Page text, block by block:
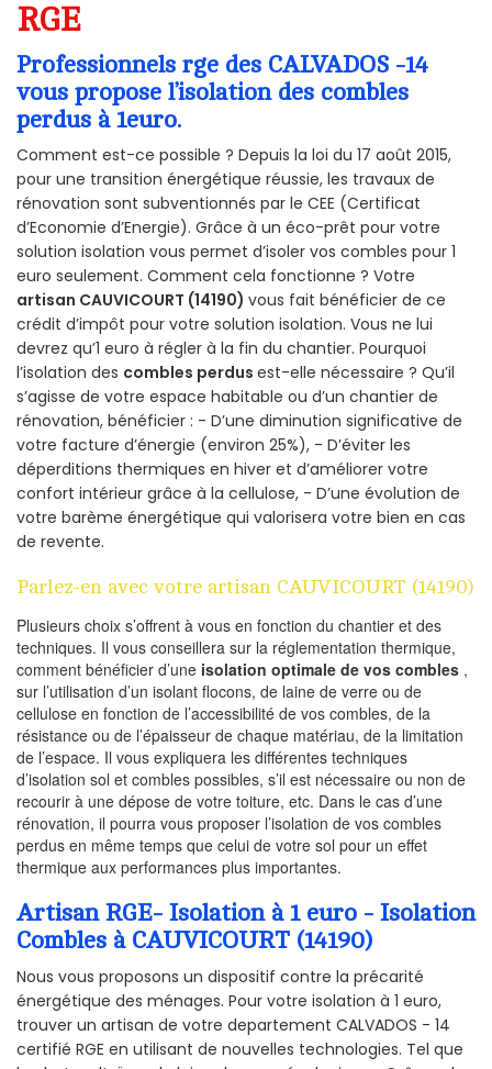
RGE
Professionnels rge des CALVADOS -14
vous propose l’isolation des combles
perdus à 1euro.
Comment est-ce possible ? Depuis la loi du 17 août 2015,
pour une transition énergétique réussie, les travaux de
rénovation sont subventionnés par le CEE (Certificat
d’Economie d’Energie). Grâce à un éco-prêt pour votre
solution isolation vous permet d’isoler vos combles pour 1
euro seulement. Comment cela fonctionne ? Votre
artisan CAUVICOURT (14190) vous fait bénéficier de ce
crédit d’impôt pour votre solution isolation. Vous ne lui
devrez qu’1 euro à régler à la fin du chantier. Pourquoi
l’isolation des combles perdus est-elle nécessaire ? Qu’il
s’agisse de votre espace habitable ou d’un chantier de
rénovation, bénéficier : - D’une diminution significative de
votre facture d’énergie (environ 25%), - D’éviter les
déperditions thermiques en hiver et d’améliorer votre
confort intérieur grâce à la cellulose, - D’une évolution de
votre barème énergétique qui valorisera votre bien en cas
de revente.
Parlez-en avec votre artisan CAUVICOURT (14190)
Plusieurs choix s’offrent à vous en fonction du chantier et des
techniques. Il vous conseillera sur la réglementation thermique,
comment bénéficier d’une isolation optimale de vos combles ,
sur l’utilisation d’un isolant flocons, de laine de verre ou de
cellulose en fonction de l’accessibilité de vos combles, de la
résistance ou de l’épaisseur de chaque matériau, de la limitation
de l’espace. Il vous expliquera les différentes techniques
d’isolation sol et combles possibles, s’il est nécessaire ou non de
recourir à une dépose de votre toiture, etc. Dans le cas d’une
rénovation, il pourra vous proposer l’isolation de vos combles
perdus en même temps que celui de votre sol pour un effet
thermique aux performances plus importantes.
Artisan RGE- Isolation à 1 euro - Isolation
Combles à CAUVICOURT (14190)
Nous vous proposons un dispositif contre la précarité
énergétique des ménages. Pour votre isolation à 1 euro,
trouver un artisan de votre departement CALVADOS - 14
certifié RGE en utilisant de nouvelles technologies. Tel que